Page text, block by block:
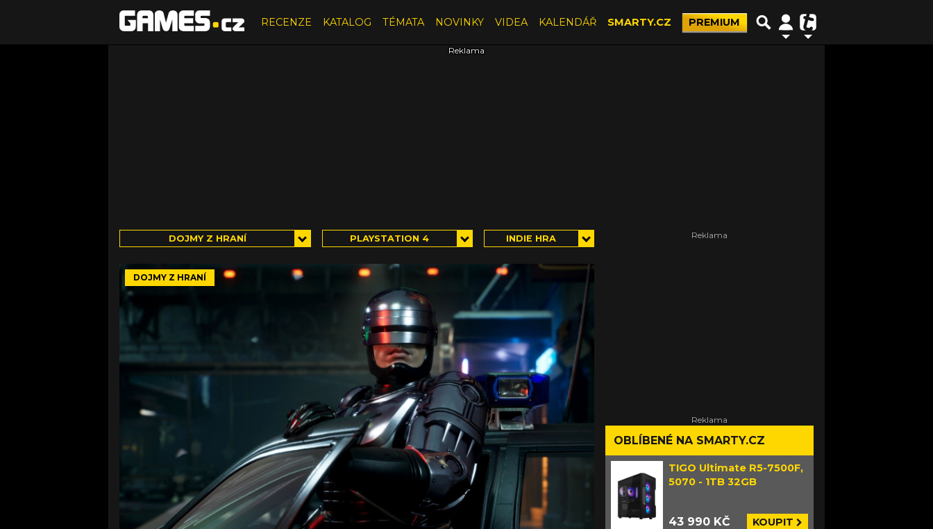
RECENZE KATALOG TÉMATA NOVINKY VIDEA KALENDÁŘ SMARTY.CZ PREMIUM
DOJMY Z HRANÍ PLAYSTATION 4 INDIE HRA
DOJMY Z HRANÍ
OBLÍBENÉ NA SMARTY.CZ
TIGO Ultimate R5-7500F,
5070 - 1TB 32GB
43 990 KČ KOUPIT